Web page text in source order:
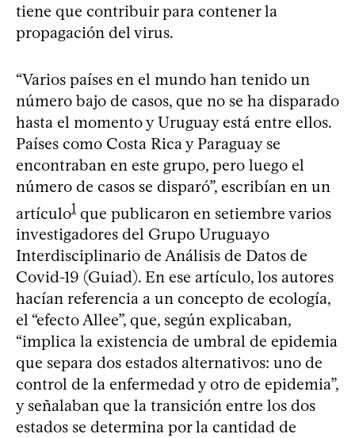
tiene que contribuir para contener la
propagación del virus.
“Varios países en el mundo han tenido un
número bajo de casos, que no se ha disparado
hasta el momento y Uruguay está entre ellos.
Países como Costa Rica y Paraguay se
encontraban en este grupo, pero luego el
número de casos se disparó”, escribían en un
artículo1 que publicaron en setiembre varios
investigadores del Grupo Uruguayo
Interdisciplinario de Análisis de Datos de
Covid-19 (Guiad). En ese artículo, los autores
hacían referencia a un concepto de ecología,
el “efecto Allee”, que, según explicaban,
“implica la existencia de umbral de epidemia
que separa dos estados alternativos: uno de
control de la enfermedad y otro de epidemia”,
y señalaban que la transición entre los dos
estados se determina por la cantidad de